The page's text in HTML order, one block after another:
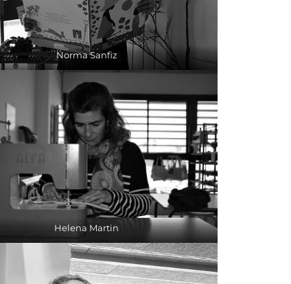
Norma Sanfiz
Helena Martin